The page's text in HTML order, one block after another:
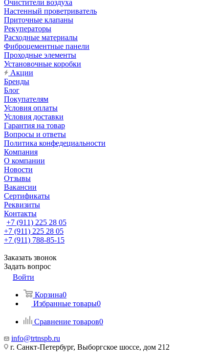
Очистители воздуха
Настенный проветриватель
Приточные клапаны
Рекуператоры
Расходные материалы
Фиброцементные панели
Проходные элементы
Установочные коробки
Акции
Бренды
Блог
Покупателям
Условия оплаты
Условия доставки
Гарантия на товар
Вопросы и ответы
Политика конфедециальности
Компания
О компании
Новости
Отзывы
Вакансии
Сертификаты
Реквизиты
Контакты
+7 (911) 225 28 05
+7 (911) 225 28 05
+7 (911) 788-85-15
Заказать звонок
Задать вопрос
Войти
Корзина0
Избранные товары0
Сравнение товаров0
info@trtnspb.ru
г. Санкт-Петербург, Выборгское шоссе, дом 212